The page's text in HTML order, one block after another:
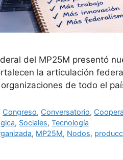
del MP25M presentó
la articulación
de todo el
Congreso, Conversatorio,
, Sociales, Tecnología
, MP25M, Nodos,